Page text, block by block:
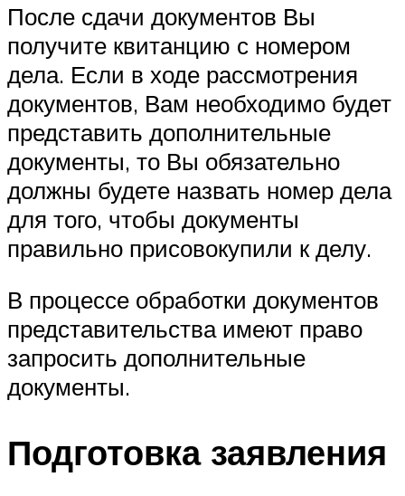
После сдачи документов Вы
получите квитанцию с номером
дела. Если в ходе рассмотрения
документов, Вам необходимо будет
представить дополнительные
документы, то Вы обязательно
должны будете назвать номер дела
для того, чтобы документы
правильно присовокупили к делу.
В процессе обработки документов
представительства имеют право
запросить дополнительные
документы.
Подготовка заявления